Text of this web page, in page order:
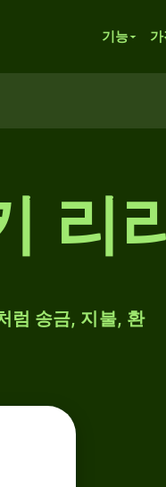
기능
리
럼 송금, 지불, 환